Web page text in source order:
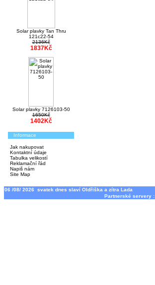
Solar plavky Tan Thru
121c22-54
2136Kč
1837Kč
Solar plavky 7126103-50
1650Kč
1402Kč
Informace
Jak nakupovat
Kontaktní údaje
Tabulka velikostí
Reklamační řád
Napiš nám
Site Map
06 /08/ 2026 svatek dnes slaví Oldřiška a zítra Lada
Partnerské servery :